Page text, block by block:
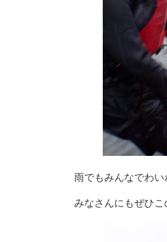
雨でもみんなでわ
みなさんにもぜひこ